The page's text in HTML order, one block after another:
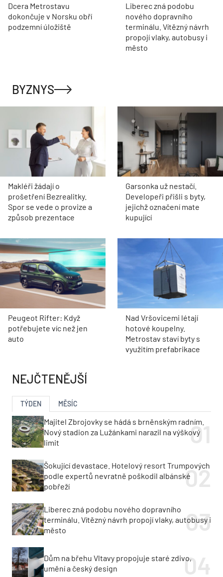
Dcera Metrostavu
dokončuje v Norsku obří
podzemní úložiště
Liberec zná podobu
nového dopravního
terminálu. Vítězný návrh
propojí vlaky, autobusy i
město
BYZNYS
Makléři žádají o
prošetření Bezrealitky.
Spor se vede o provize a
způsob prezentace
Garsonka už nestačí.
Developeři přišli s byty,
jejichž označení mate
kupující
Peugeot Rifter: Když
potřebujete víc než jen
auto
Nad Vršovicemi létají
hotové koupelny.
Metrostav staví byty s
využitím prefabrikace
NEJČTENĚJŠÍ
TÝDEN MĚSÍC
Majitel Zbrojovky se hádá s brněnským radním.
Nový stadion za Lužánkami narazil na výškový
limit
Šokující devastace. Hotelový resort Trumpových
podle expertů nevratně poškodil albánské
pobřeží
Liberec zná podobu nového dopravního
terminálu. Vítězný návrh propojí vlaky, autobusy i
město
Dům na břehu Vltavy propojuje staré zdivo,
umění a český design